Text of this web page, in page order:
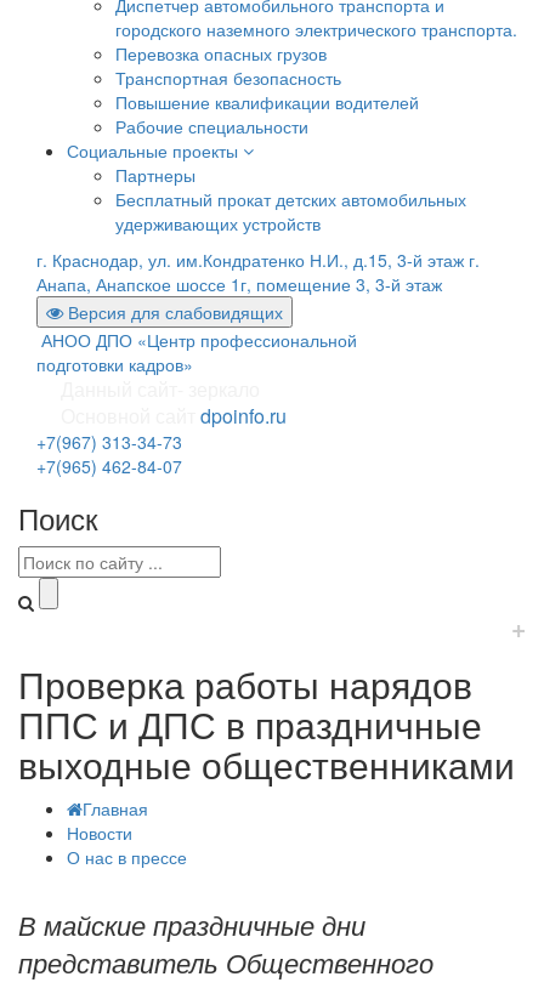
Диспетчер автомобильного транспорта и
городского наземного электрического транспорта.
Перевозка опасных грузов
Транспортная безопасность
Повышение квалификации водителей
Рабочие специальности
Социальные проекты
Партнеры
Бесплатный прокат детских автомобильных
удерживающих устройств
г. Краснодар, ул. им.Кондратенко Н.И., д.15, 3-й этаж г.
Анапа, Анапское шоссе 1г, помещение 3, 3-й этаж
Версия для слабовидящих
АНОО ДПО «Центр профессиональной
подготовки кадров»
dpoinfo.ru
+7(967) 313-34-73
+7(965) 462-84-07
Поиск
+
Проверка работы нарядов
ППС и ДПС в праздничные
выходные общественниками
Главная
Новости
О нас в прессе
В майские праздничные дни
представитель Общественного